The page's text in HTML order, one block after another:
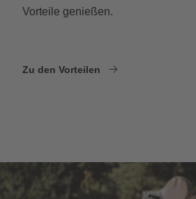
Vorteile genießen.
Zu den Vorteilen